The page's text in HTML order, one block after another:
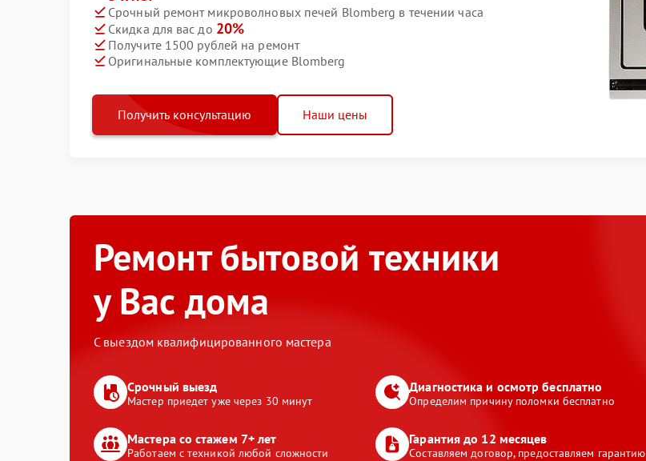
Срочный ремонт микроволновых печей Blomberg в течении часа
Скидка для вас до 20%
Получите 1500 рублей на ремонт
Оригинальные комплектующие Blomberg
Получить консультацию Наши цены
Ремонт бытовой техники
у Вас дома
С выездом квалифицированного мастера
Срочный выезд
Мастер приедет уже через 30 минут
Диагностика и осмотр бесплатно
Определим причину поломки бесплатно
Мастера со стажем 7+ лет
Работаем с техникой любой сложности
Гарантия до 12 месяцев
Составляем договор, предоставляем гарантию